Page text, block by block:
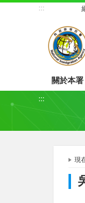
:::
關於本署
:::
現